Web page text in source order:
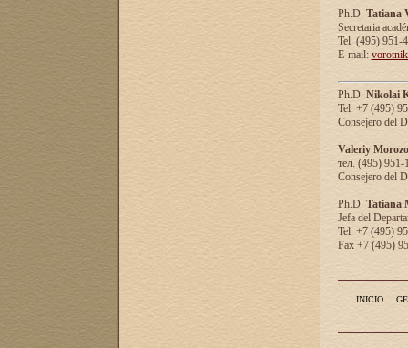
Ph.D. Tatiana
Secretaria
Tel. (495) 951-
E-mail:
Ph.D. Nikolai
Tel. +7 (495)
Consejero del
Valeriy
тел. (495) 951-
Consejero del
Ph.D. Tatiana
Jefa del
Tel. +7 (495)
Fax +7 (495)
INICIO